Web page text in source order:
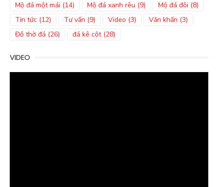
Mộ đá một mái (14) Mộ đá xanh rêu (9) Mộ đá đôi (8)
Tin tức (12) Tư vấn (9) Video (3) Văn khấn (3)
Đồ thờ đá (26) đá kê cột(28)
VIDEO